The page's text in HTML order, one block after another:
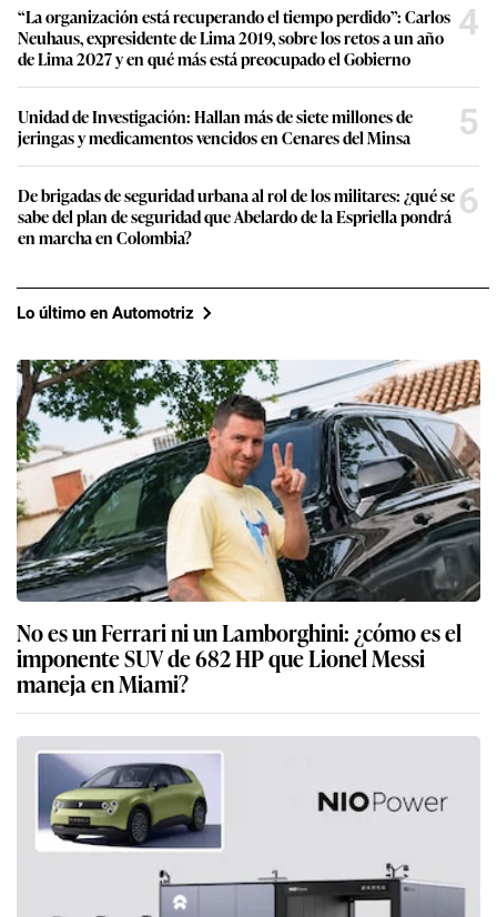
“La organización está recuperando el tiempo perdido”: Carlos
Neuhaus, expresidente de Lima 2019, sobre los retos a un año
de Lima 2027 y en qué más está preocupado el Gobierno
4
Unidad de Investigación: Hallan más de siete millones de
jeringas y medicamentos vencidos en Cenares del Minsa
5
De brigadas de seguridad urbana al rol de los militares: ¿qué se
sabe del plan de seguridad que Abelardo de la Espriella pondrá
en marcha en Colombia?
6
Lo último en Automotriz
No es un Ferrari ni un Lamborghini: ¿cómo es el
imponente SUV de 682 HP que Lionel Messi
maneja en Miami?